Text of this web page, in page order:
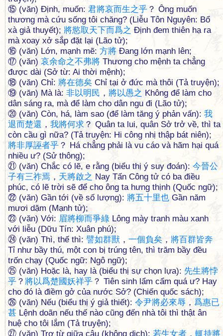
⑮ (văn) Định, muốn: 君將哀而生之乎 ？ Ông muốn
thương mà cứu sống tôi chăng? (Liễu Tôn Nguyên: Bổ
xà giả thuyết); 將慾取天下而爲之 Định đem thiên hạ ra
mà xoay xở sắp đặt lại (Lão tử);
⑯ (văn) Lớn, mạnh mẽ: 方將 Đang lớn mạnh lên;
⑰ (văn) 哀余命之不弗將 Thương cho mệnh ta chẳng
được dài (Sở từ: Ai thời mệnh);
⑱ (văn) Chỉ: 將在德矣 Chỉ tại ở đức mà thôi (Tả truyện);
⑲ (văn) Mà là: 非以明 民 ， 將以愚之 Không để làm cho
dân sáng ra, mà để làm cho dân ngu đi (Lão tử);
⑳ (văn) Còn, há, làm sao (để làm tăng ý phản vấn): 我
退而楚還 ， 我將何求 ？ Quân ta lui, quân Sở trở về, thì ta
còn cầu gì nữa? (Tả truyện: Hi công nhị thập bát niên);
將非厚誣者乎 ？ Há chẳng phải là vu cáo và hãm hại quá
nhiều ư? (Sử thông);
㉑ (văn) Chắc có lẽ, e rằng (biểu thị ý suy đoán): 今晉公
子有三祚焉 ， 天將啟之 Nay Tấn Công tử có ba điều
phúc, có lẽ trời sẽ để cho ông ta hưng thịnh (Quốc ngữ);
㉒ (văn) Gần tới (về số lượng): 將五十里也 Gần năm
mươi dặm (Mạnh tử);
㉓ (văn) Với: 眉將柳而爭綠 Lông mày tranh màu xanh
với liễu (Dữu Tín: Xuân phú);
㉔ (văn) Thì, thế thì: 譬如群獸 ， 一個負矣 ， 將百群皆奔
Tỉ như bầy thú, một con bị trúng tên, thì trăm bầy đều
trốn chạy (Quốc ngữ: Ngô ngữ);
㉕ (văn) Hoặc là, hay là (biểu thị sự chọn lựa): 先生將悖
乎 ？ 將以爲楚國妖祥乎 ？ Tiên sinh lẩm cẩm quá ư? Hay
cho đó là điềm gở của nước Sở? (Chiến quốc sách);
㉖ (văn) Nếu (biểu thị ý giả thiết): 令尹將必來辱 ， 爲惠已
甚 Lệnh doãn nếu thế nào cũng đến nhà tôi thì thật ân
huệ cho tôi lắm (Tả truyện);
㉗ (văn) Trợ từ giữa câu (không dịch): 若生女者 ， 輒持將